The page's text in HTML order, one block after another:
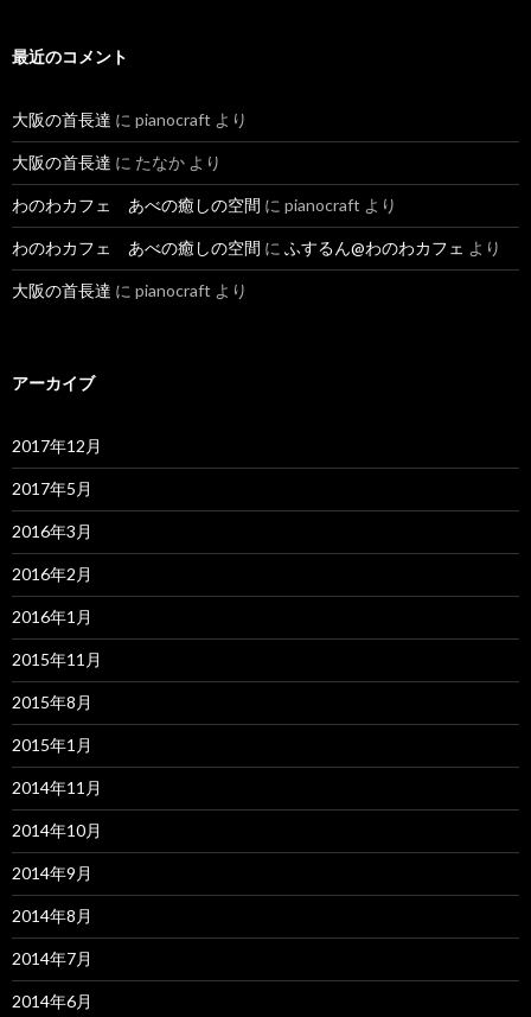
最近のコメント
大阪の首長達 に pianocraft より
大阪の首長達 に たなか より
わのわカフェ あべの癒しの空間 に pianocraft より
わのわカフェ あべの癒しの空間 に ふするん@わのわカフェ より
大阪の首長達 に pianocraft より
アーカイブ
2017年12月
2017年5月
2016年3月
2016年2月
2016年1月
2015年11月
2015年8月
2015年1月
2014年11月
2014年10月
2014年9月
2014年8月
2014年7月
2014年6月